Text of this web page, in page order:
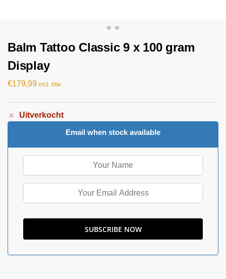
Balm Tattoo Classic 9 x 100 gram
Display
€179,99 incl. btw
Uitverkocht
Email when stock available